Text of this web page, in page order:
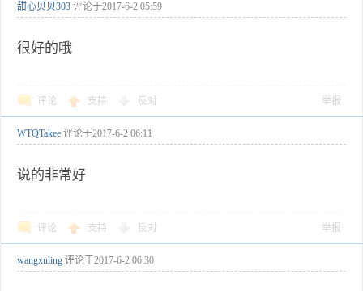
甜心贝贝303 评论于2017-6-2 05:59
很好的哦
评论 支持 反对 举报
WTQTakee 评论于2017-6-2 06:11
说的非常好
评论 支持 反对 举报
wangxuling 评论于2017-6-2 06:30